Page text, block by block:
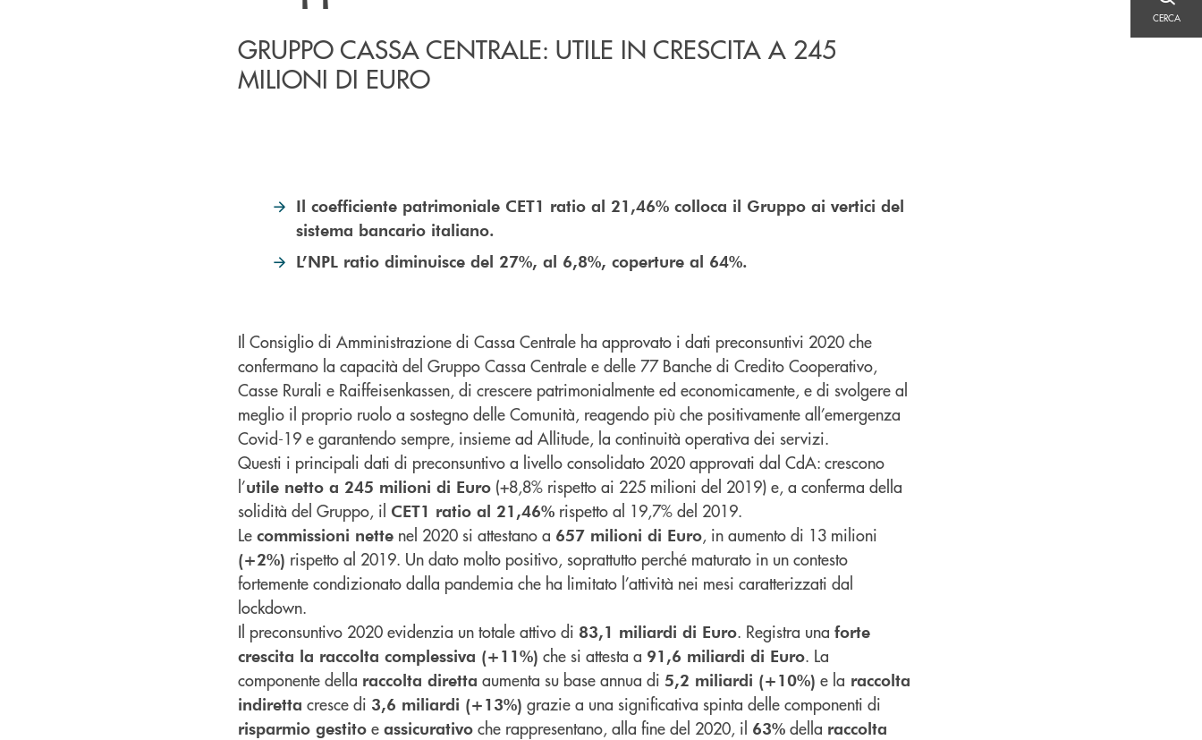
CERCA
GRUPPO CASSA CENTRALE: UTILE IN CRESCITA A 245
MILIONI DI EURO
Il coefficiente patrimoniale CET1 ratio al 21,46% colloca il Gruppo ai vertici del
sistema bancario italiano.
L’NPL ratio diminuisce del 27%, al 6,8%, coperture al 64%.
Il Consiglio di Amministrazione di Cassa Centrale ha approvato i dati preconsuntivi 2020 che
confermano la capacità del Gruppo Cassa Centrale e delle 77 Banche di Credito Cooperativo,
Casse Rurali e Raiffeisenkassen, di crescere patrimonialmente ed economicamente, e di svolgere al
meglio il proprio ruolo a sostegno delle Comunità, reagendo più che positivamente all’emergenza
Covid-19 e garantendo sempre, insieme ad Allitude, la continuità operativa dei servizi.
Questi i principali dati di preconsuntivo a livello consolidato 2020 approvati dal CdA: crescono
l’utile netto a 245 milioni di Euro (+8,8% rispetto ai 225 milioni del 2019) e, a conferma della
solidità del Gruppo, il CET1 ratio al 21,46% rispetto al 19,7% del 2019.
Le commissioni nette nel 2020 si attestano a 657 milioni di Euro, in aumento di 13 milioni
(+2%) rispetto al 2019. Un dato molto positivo, soprattutto perché maturato in un contesto
fortemente condizionato dalla pandemia che ha limitato l’attività nei mesi caratterizzati dal
lockdown.
Il preconsuntivo 2020 evidenzia un totale attivo di 83,1 miliardi di Euro. Registra una forte
crescita la raccolta complessiva (+11%) che si attesta a 91,6 miliardi di Euro. La
componente della raccolta diretta aumenta su base annua di 5,2 miliardi (+10%) e la raccolta
indiretta cresce di 3,6 miliardi (+13%) grazie a una significativa spinta delle componenti di
risparmio gestito e assicurativo che rappresentano, alla fine del 2020, il 63% della raccolta